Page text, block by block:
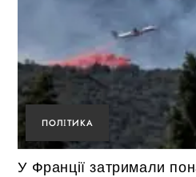
ПОЛІТИКА
У Франції затримали